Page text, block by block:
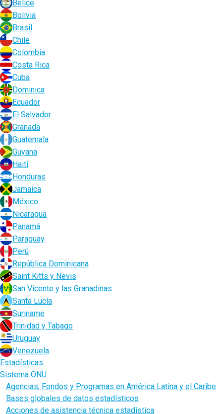
Belice
Bolivia
Brasil
Chile
Colombia
Costa Rica
Cuba
Dominica
Ecuador
El Salvador
Granada
Guatemala
Guyana
Haití
Honduras
Jamaica
México
Nicaragua
Panamá
Paraguay
Perú
República Dominicana
Saint Kitts y Nevis
San Vicente y las Granadinas
Santa Lucía
Suriname
Trinidad y Tabago
Uruguay
Venezuela
Estadísticas
Sistema ONU
Agencias, Fondos y Programas en América Latina y el Caribe
Bases globales de datos estadísticos
Acciones de asistencia técnica estadística